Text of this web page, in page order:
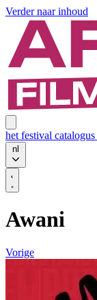
Verder naar inhoud
het festival catalogus
nl
Awani
Vorige